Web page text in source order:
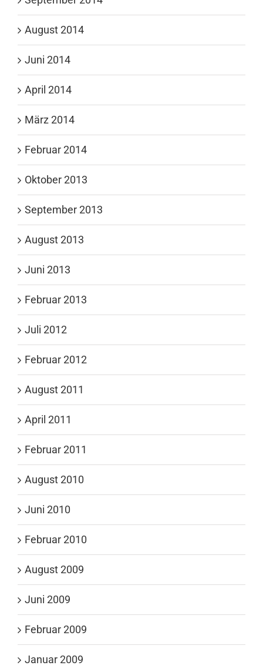
August 2014
Juni 2014
April 2014
März 2014
Februar 2014
Oktober 2013
September 2013
August 2013
Juni 2013
Februar 2013
Juli 2012
Februar 2012
August 2011
April 2011
Februar 2011
August 2010
Juni 2010
Februar 2010
August 2009
Juni 2009
Februar 2009
Januar 2009